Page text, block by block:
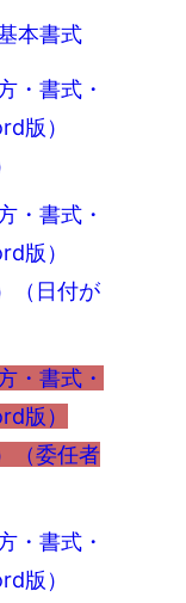
本書式
・書式・
版）
・書式・
版）
（日付が
・書式・
版）
（委任者
・書式・
版）